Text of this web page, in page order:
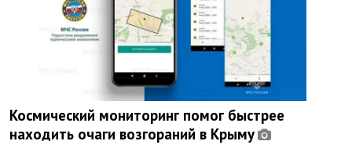
Космический мониторинг помог быстрее
находить очаги возгораний в Крыму